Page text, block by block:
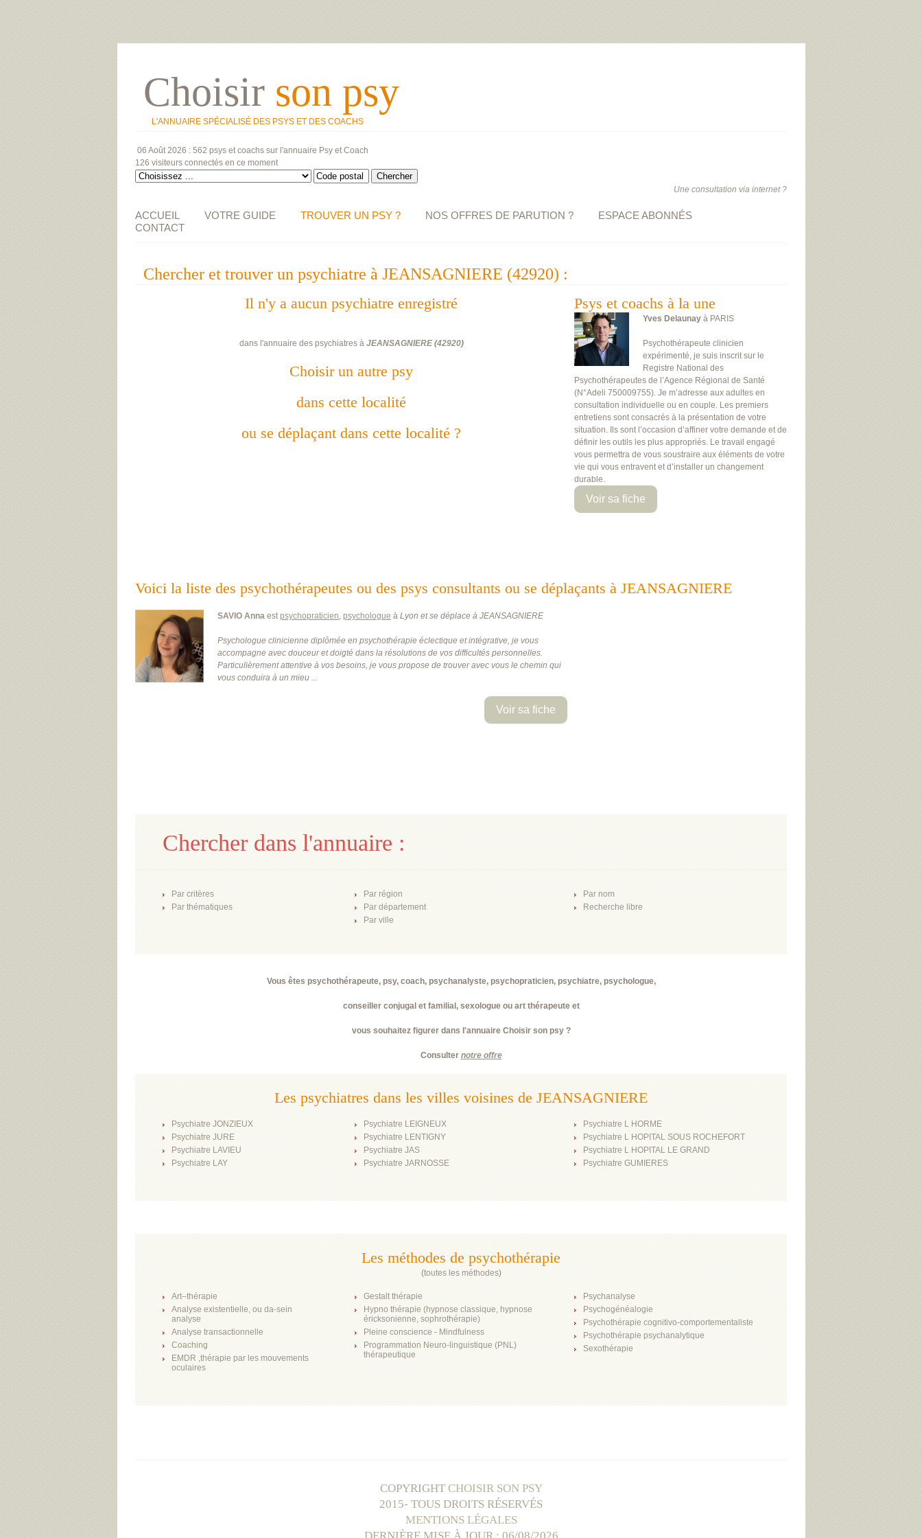
Choisir son psy
L'ANNUAIRE SPÉCIALISÉ DES PSYS ET DES COACHS
06 Août 2026 : 562 psys et coachs sur l'annuaire Psy et Coach
126 visiteurs connectés en ce moment
Une consultation via internet ?
ACCUEIL VOTRE GUIDE TROUVER UN PSY ? NOS OFFRES DE PARUTION ?
ESPACE ABONNÉS
CONTACT
Chercher et trouver un psychiatre à JEANSAGNIERE (42920) :
Il n'y a aucun psychiatre enregistré
dans l'annuaire des psychiatres à JEANSAGNIERE(42920)
Choisir un autre psy
dans cette localité
ou se déplaçant dans cette localité ?
Psys et coachs à la une
Yves Delaunay à PARIS
Psychothérapeute clinicien
expérimenté, je suis inscrit sur le
Registre National des
Psychothérapeutes de l’Agence Régional de Santé
(N°Adeli 750009755). Je m’adresse aux adultes en
consultation individuelle ou en couple. Les premiers
entretiens sont consacrés à la présentation de votre
situation. Ils sont l’occasion d’affiner votre demande et de
définir les outils les plus appropriés. Le travail engagé
vous permettra de vous soustraire aux éléments de votre
vie qui vous entravent et d’installer un changement
durable.
Voir sa fiche
Voici la liste des psychothérapeutes ou des psys consultants ou se déplaçants à JEANSAGNIERE
SAVIO Anna estpsychopraticien, psychologue à Lyon et se déplace à JEANSAGNIERE
Psychologue clinicienne diplômée en psychothérapie éclectique et intégrative, je vous
accompagne avec douceur et doigté dans la résolutions de vos difficultés personnelles.
Particulièrement attentive à vos besoins, je vous propose de trouver avec vous le chemin qui
vous conduira à un mieu ...
Voir sa fiche
Chercher dans l'annuaire :
Par critères
Par thématiques
Par région
Par département
Par ville
Par nom
Recherche libre
Vous êtes psychothérapeute, psy, coach, psychanalyste, psychopraticien, psychiatre, psychologue,
conseiller conjugal et familial, sexologue ou art thérapeute et
vous souhaitez figurer dans l'annuaire Choisir son psy ?
Consulter notre offre
Les psychiatres dans les villes voisines de JEANSAGNIERE
Psychiatre JONZIEUX
Psychiatre JURE
Psychiatre LAVIEU
Psychiatre LAY
Psychiatre LEIGNEUX
Psychiatre LENTIGNY
Psychiatre JAS
Psychiatre JARNOSSE
Psychiatre L HORME
Psychiatre L HOPITAL SOUS ROCHEFORT
Psychiatre L HOPITAL LE GRAND
Psychiatre GUMIERES
Les méthodes de psychothérapie
(toutes les méthodes)
Art–thérapie
Analyse existentielle, ou da-sein
analyse
Analyse transactionnelle
Coaching
EMDR ,thérapie par les mouvements
oculaires
Gestalt thérapie
Hypno thérapie (hypnose classique, hypnose
éricksonienne, sophrothérapie)
Pleine conscience - Mindfulness
Programmation Neuro-linguistique (PNL)
thérapeutique
Psychanalyse
Psychogénéalogie
Psychothérapie cognitivo-comportementaliste
Psychothérapie psychanalytique
Sexothérapie
COPYRIGHT CHOISIR SON PSY
2015- TOUS DROITS RÉSERVÉS
MENTIONS LÉGALES